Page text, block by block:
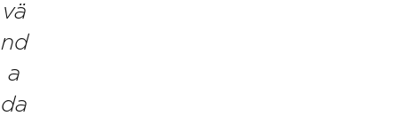
vä
nd
a
da